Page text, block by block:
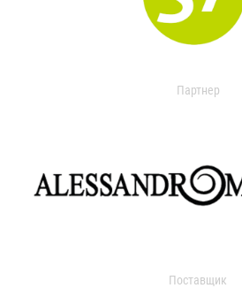
Партнер
Поставщик